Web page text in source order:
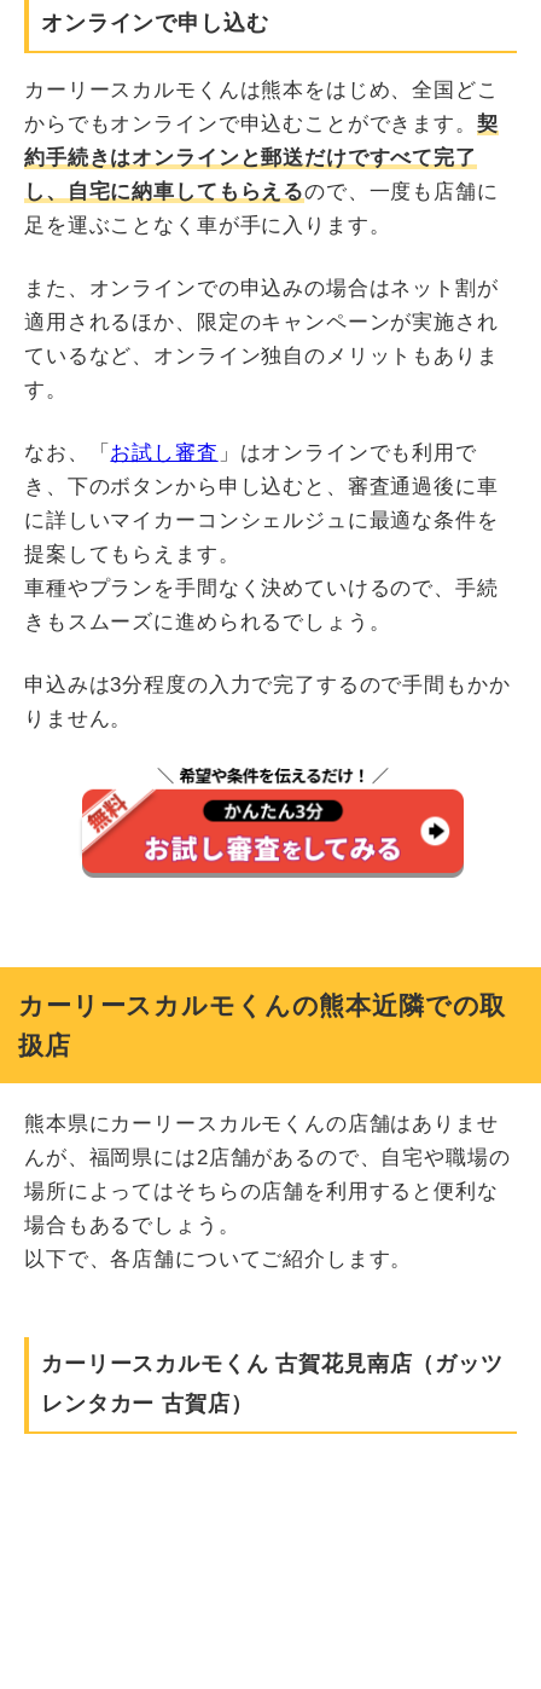
オンラインで申し込む
カーリースカルモくんは熊本をはじめ、全国どこ
からでもオンラインで申込むことができます。 契
約手続きはオンラインと郵送だけですべて完了
し、自宅に納車してもらえるので、一度も店舗に
足を運ぶことなく車が手に入ります。
また、オンラインでの申込みの場合はネット割が
適用されるほか、限定のキャンペーンが実施され
ているなど、オンライン独自のメリットもありま
す。
なお、「 お試し審査 」はオンラインでも利用で
き、下のボタンから申し込むと、審査通過後に車
に詳しいマイカーコンシェルジュに最適な条件を
提案してもらえます。
車種やプランを手間なく決めていけるので、手続
きもスムーズに進められるでしょう。
申込みは3分程度の入力で完了するので手間もかか
りません。
カーリースカルモくんの熊本近隣での取
扱店
熊本県にカーリースカルモくんの店舗はありませ
んが、福岡県には2店舗があるので、自宅や職場の
場所によってはそちらの店舗を利用すると便利な
場合もあるでしょう。
以下で、各店舗についてご紹介します。
カーリースカルモくん 古賀花見南店（ガッツ
レンタカー 古賀店）